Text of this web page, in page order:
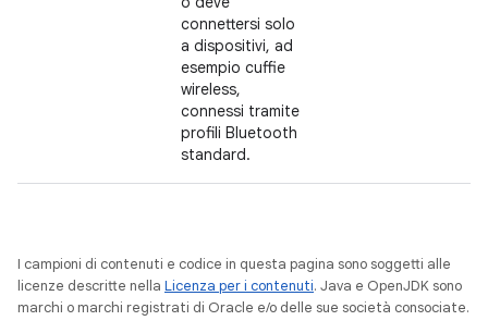
connettersi solo
a dispositivi, ad
esempio cuffie
wireless,
connessi tramite
profili Bluetooth
standard.
I campioni di contenuti e codice in questa pagina sono soggetti alle
licenze descritte nella Licenza per i contenuti. Java e OpenJDK sono
marchi o marchi registrati di Oracle e/o delle sue società consociate.